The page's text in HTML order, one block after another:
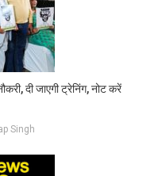
दी जाएगी ट्रेनिंग, नोट करें
Singh